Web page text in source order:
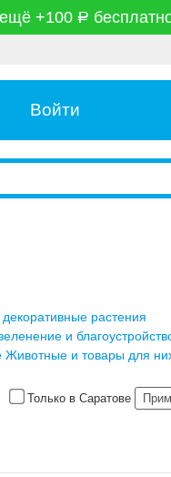
+100 руб
Войти
растения
и
Животные и товары для
Только в Саратове